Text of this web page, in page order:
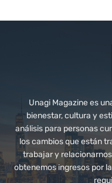
Unagi Magazine es
bienestar, cultura y
análisis para personas
los cambios que están
trabajar y
obtenemos ingresos por